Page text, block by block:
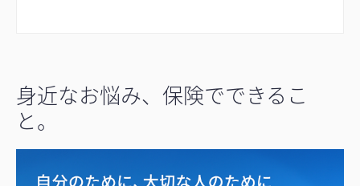
身近なお悩み、保険でできるこ
と。